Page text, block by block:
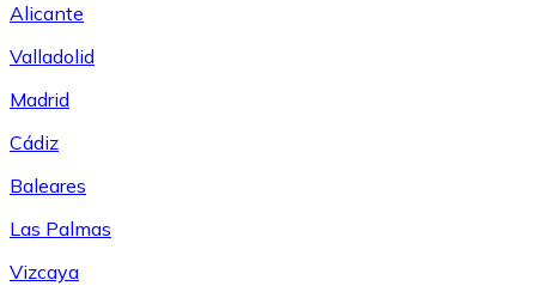
Alicante
Valladolid
Madrid
Cádiz
Baleares
Las Palmas
Vizcaya